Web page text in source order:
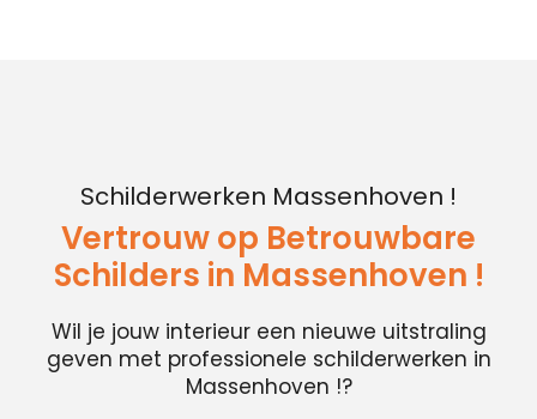
Schilderwerken Massenhoven !
Vertrouw op Betrouwbare
Schilders in Massenhoven !
Wil je jouw interieur een nieuwe uitstraling
geven met professionele schilderwerken in
Massenhoven !?